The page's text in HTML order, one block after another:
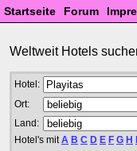
Startseite Forum
Weltweit Hotels
Hotel:
Ort:
Land:
Hotel's mitA B C D E F G H